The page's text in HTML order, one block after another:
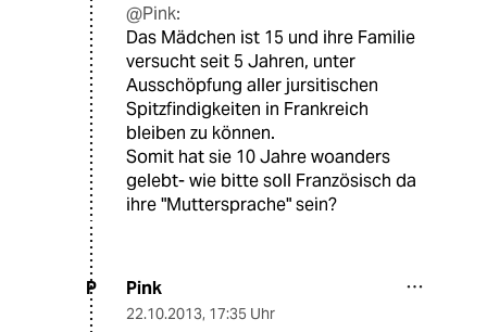
@Pink:
Das Mädchen ist 15 und ihre Familie
versucht seit 5 Jahren, unter
Ausschöpfung aller jursitischen
Spitzfindigkeiten in Frankreich
bleiben zu können.
Somit hat sie 10 Jahre woanders
gelebt- wie bitte soll Französisch da
ihre "Muttersprache" sein?
P Pink
22.10.2013, 17:35 Uhr